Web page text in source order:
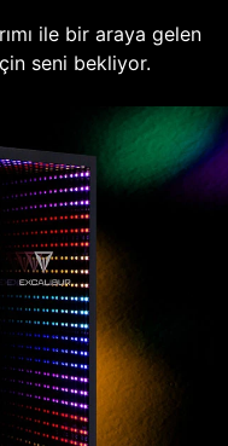
ile bir araya gelen
seni bekliyor.